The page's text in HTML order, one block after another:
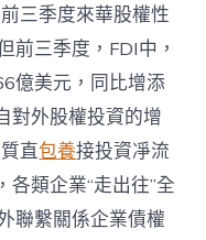
三季度來華股權性
前三季度，FDI中，
億美元，同比增添
對外股權投資的增
直包養接投資凈流
類企業“走出往”全
聯繫關係企業債權